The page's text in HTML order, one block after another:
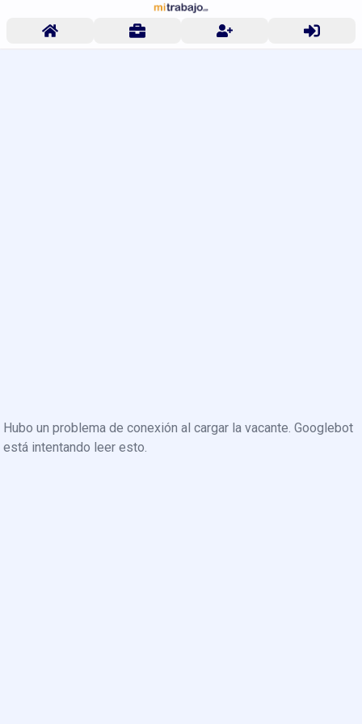
Hubo un problema de conexión al cargar la vacante. Googlebot
está intentando leer esto.